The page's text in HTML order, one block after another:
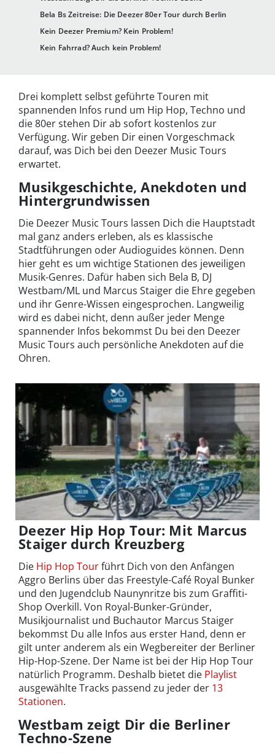
Bela Bs Zeitreise: Die Deezer 80er Tour durch Berlin
Kein Deezer Premium? Kein Problem!
Kein Fahrrad? Auch kein Problem!
Drei komplett selbst geführte Touren mit
spannenden Infos rund um Hip Hop, Techno und
die 80er stehen Dir ab sofort kostenlos zur
Verfügung. Wir geben Dir einen Vorgeschmack
darauf, was Dich bei den Deezer Music Tours
erwartet.
Musikgeschichte, Anekdoten und
Hintergrundwissen
Die Deezer Music Tours lassen Dich die Hauptstadt
mal ganz anders erleben, als es klassische
Stadtführungen oder Audioguides können. Denn
hier geht es um wichtige Stationen des jeweiligen
Musik-Genres. Dafür haben sich Bela B, DJ
Westbam/ML und Marcus Staiger die Ehre gegeben
und ihr Genre-Wissen eingesprochen. Langweilig
wird es dabei nicht, denn außer jeder Menge
spannender Infos bekommst Du bei den Deezer
Music Tours auch persönliche Anekdoten auf die
Ohren.
Deezer Hip Hop Tour: Mit Marcus
Staiger durch Kreuzberg
Die Hip Hop Tourführt Dich von den Anfängen
Aggro Berlins über das Freestyle-Café Royal Bunker
und den Jugendclub Naunynritze bis zum Graffiti-
Shop Overkill. Von Royal-Bunker-Gründer,
Musikjournalist und Buchautor Marcus Staiger
bekommst Du alle Infos aus erster Hand, denn er
gilt unter anderem als ein Wegbereiter der Berliner
Hip-Hop-Szene. Der Name ist bei der Hip Hop Tour
natürlich Programm. Deshalb bietet die Playlist
ausgewählte Tracks passend zu jeder der 13
Stationen.
Westbam zeigt Dir die Berliner
Techno-Szene